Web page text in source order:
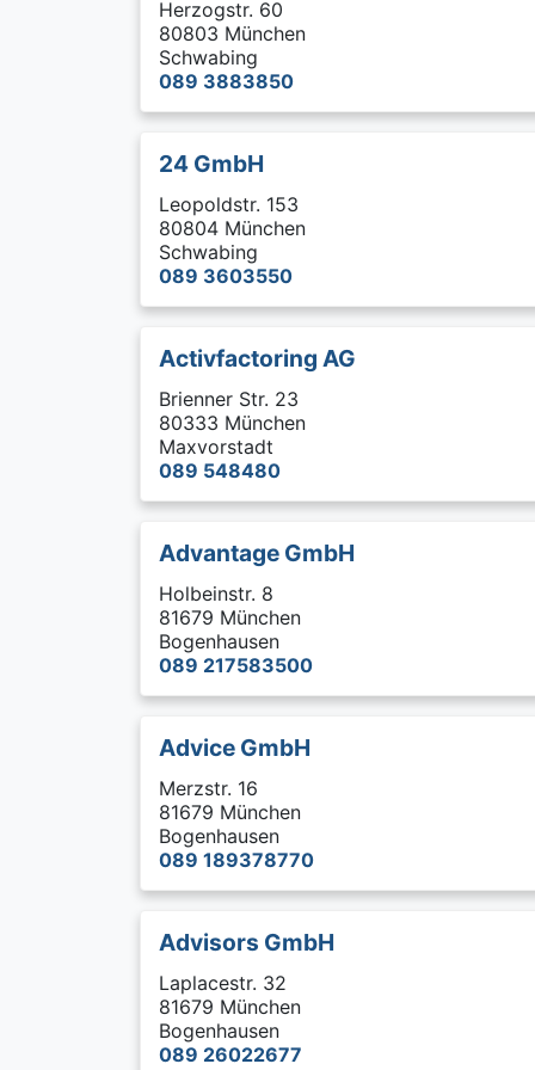
Herzogstr. 60
80803 München
Schwabing
089 3883850
24 GmbH
Leopoldstr. 153
80804 München
Schwabing
089 3603550
Activfactoring AG
Brienner Str. 23
80333 München
Maxvorstadt
089 548480
Advantage GmbH
Holbeinstr. 8
81679 München
Bogenhausen
089 217583500
Advice GmbH
Merzstr. 16
81679 München
Bogenhausen
089 189378770
Advisors GmbH
Laplacestr. 32
81679 München
Bogenhausen
089 26022677